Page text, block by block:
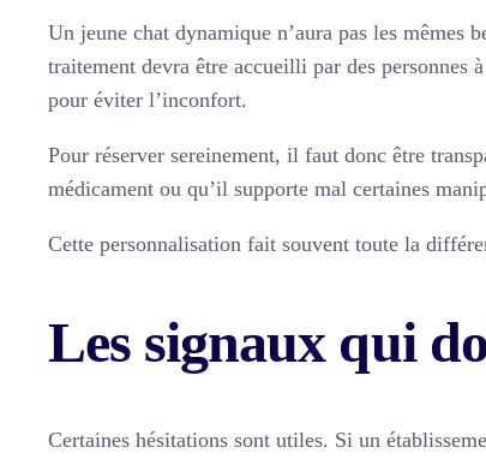
Un jeune chat dynamique n’aura pas les mêmes
traitement devra être accueilli par des personnes
pour éviter l’inconfort.
Pour réserver sereinement, il faut donc être
médicament ou qu’il supporte mal certaines
Cette personnalisation fait souvent toute la
Les signaux qui
Certaines hésitations sont utiles. Si un